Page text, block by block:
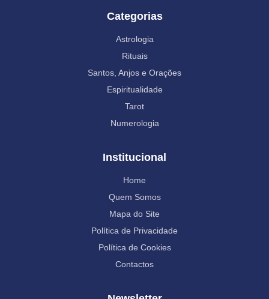
Categorias
Astrologia
Rituais
Santos, Anjos e Orações
Espiritualidade
Tarot
Numerologia
Institucional
Home
Quem Somos
Mapa do Site
Política de Privacidade
Política de Cookies
Contactos